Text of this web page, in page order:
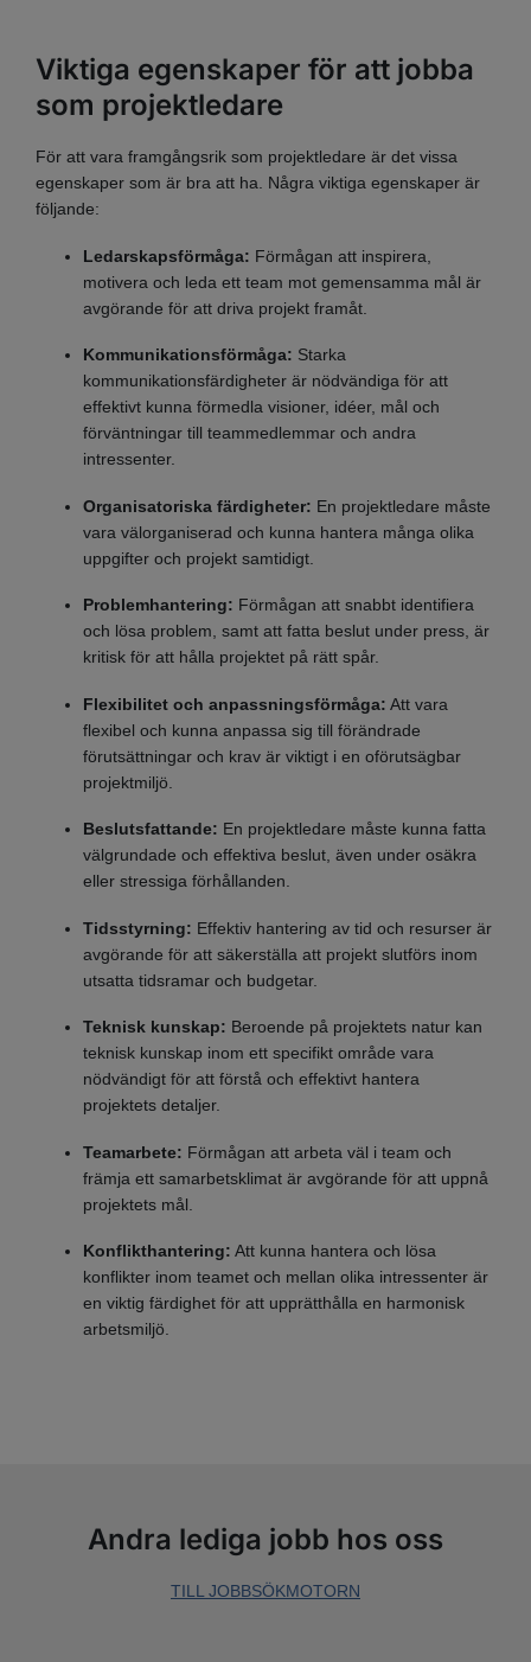
Viktiga egenskaper för att jobba
som projektledare
För att vara framgångsrik som projektledare är det vissa
egenskaper som är bra att ha. Några viktiga egenskaper är
följande:
Ledarskapsförmåga: Förmågan att inspirera,
motivera och leda ett team mot gemensamma mål är
avgörande för att driva projekt framåt.
Kommunikationsförmåga: Starka
kommunikationsfärdigheter är nödvändiga för att
effektivt kunna förmedla visioner, idéer, mål och
förväntningar till teammedlemmar och andra
intressenter.
Organisatoriska färdigheter: En projektledare måste
vara välorganiserad och kunna hantera många olika
uppgifter och projekt samtidigt.
Problemhantering: Förmågan att snabbt identifiera
och lösa problem, samt att fatta beslut under press, är
kritisk för att hålla projektet på rätt spår.
Flexibilitet och anpassningsförmåga: Att vara
flexibel och kunna anpassa sig till förändrade
förutsättningar och krav är viktigt i en oförutsägbar
projektmiljö.
Beslutsfattande: En projektledare måste kunna fatta
välgrundade och effektiva beslut, även under osäkra
eller stressiga förhållanden.
Tidsstyrning: Effektiv hantering av tid och resurser är
avgörande för att säkerställa att projekt slutförs inom
utsatta tidsramar och budgetar.
Teknisk kunskap: Beroende på projektets natur kan
teknisk kunskap inom ett specifikt område vara
nödvändigt för att förstå och effektivt hantera
projektets detaljer.
Teamarbete: Förmågan att arbeta väl i team och
främja ett samarbetsklimat är avgörande för att uppnå
projektets mål.
Konflikthantering: Att kunna hantera och lösa
konflikter inom teamet och mellan olika intressenter är
en viktig färdighet för att upprätthålla en harmonisk
arbetsmiljö.
Andra lediga jobb hos oss
TILL JOBBSÖKMOTORN